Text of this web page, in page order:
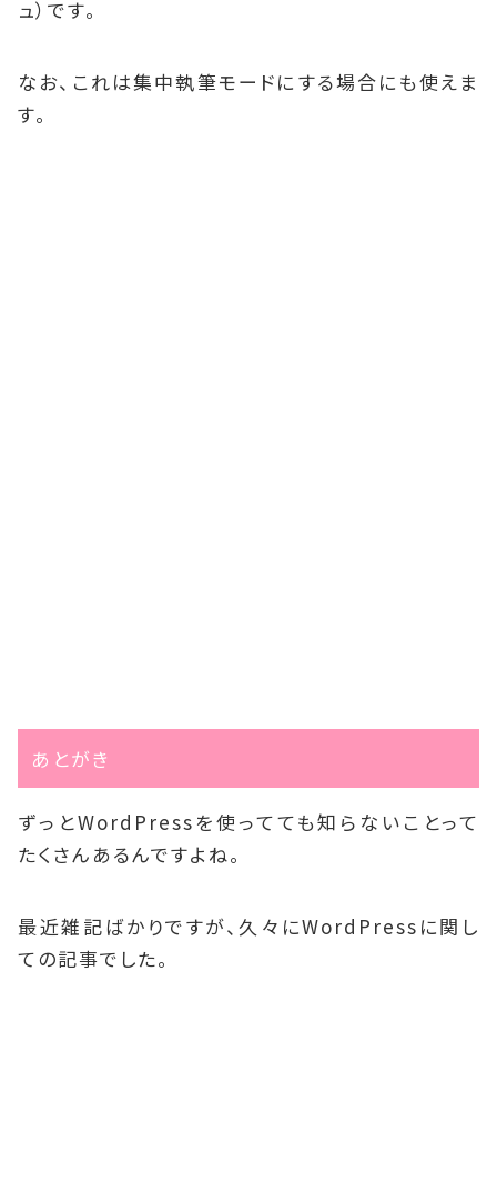
ュ）です。
なお、これは集中執筆モードにする場合にも使えま
す。
あとがき
ずっとWordPressを使ってても知らないことって
たくさんあるんですよね。
最近雑記ばかりですが、久々にWordPressに関し
ての記事でした。